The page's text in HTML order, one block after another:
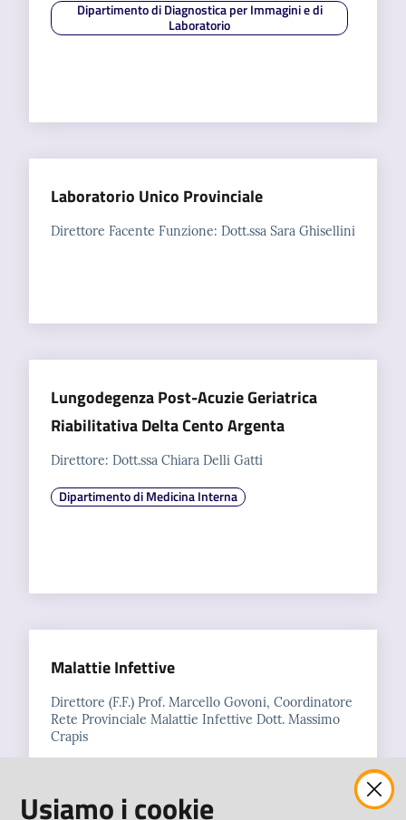
Dipartimento di Diagnostica per Immagini e di
Laboratorio
Laboratorio Unico Provinciale
Direttore Facente Funzione: Dott.ssa Sara Ghisellini
Lungodegenza Post-Acuzie Geriatrica
Riabilitativa Delta Cento Argenta
Direttore: Dott.ssa Chiara Delli Gatti
Dipartimento di Medicina Interna
Malattie Infettive
Direttore (F.F.) Prof. Marcello Govoni, Coordinatore
Rete Provinciale Malattie Infettive Dott. Massimo
Crapis
Usiamo i cookie